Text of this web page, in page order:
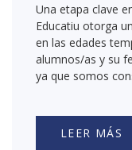
Una etapa clave
Educatiu otorga
en las edades
alumnos/as y su
ya que somos
LEER MÁS